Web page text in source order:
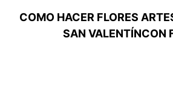
COMO HACER FLORES
SAN VALENTÍNCON